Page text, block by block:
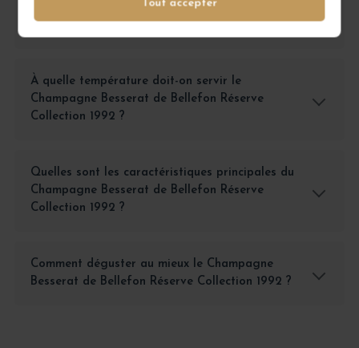
Tout accepter
Avec quels plats associer le Champagne
Besserat de Bellefon Réserve Collection 1992 ?
À quelle température doit-on servir le
Champagne Besserat de Bellefon Réserve
Collection 1992 ?
Quelles sont les caractéristiques principales du
Champagne Besserat de Bellefon Réserve
Collection 1992 ?
Comment déguster au mieux le Champagne
Besserat de Bellefon Réserve Collection 1992 ?